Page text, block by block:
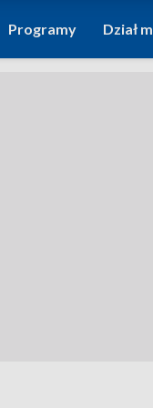
Programy Dział